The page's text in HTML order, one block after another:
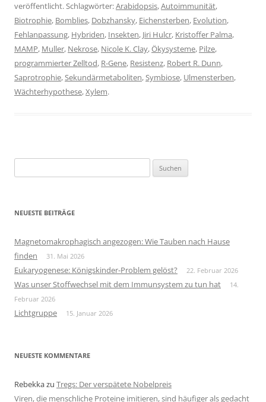
veröffentlicht. Schlagwörter:Arabidopsis,Autoimmunität,
Biotrophie, Bomblies, Dobzhansky, Eichensterben, Evolution,
Fehlanpassung, Hybriden, Insekten, Jiri Hulcr, Kristoffer Palma,
MAMP, Muller, Nekrose, Nicole K. Clay,Ökysysteme, Pilze,
programmierter Zelltod, R-Gene, Resistenz, Robert R. Dunn,
Saprotrophie,Sekundärmetaboliten,Symbiose, Ulmensterben,
Wächterhypothese,Xylem.
nach:
NEUESTE BEITRÄGE
Magnetomakrophagisch angezogen: Wie Tauben nach Hause
finden
31. Mai 2026
Eukaryogenese: Königskinder-Problem gelöst? 22. Februar 2026
Was unser Stoffwechsel mit dem Immunsystem zu tun hat
14.
Februar 2026
Lichtgruppe 15. Januar 2026
NEUESTE KOMMENTARE
Rebekkazu Tregs: Der verspätete Nobelpreis
Viren, die menschliche Proteine imitieren, sind häufiger als gedacht